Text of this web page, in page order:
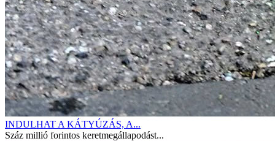
INDULHAT A KÁTYÚZÁS, A...
Száz millió forintos keretmegállapodást...